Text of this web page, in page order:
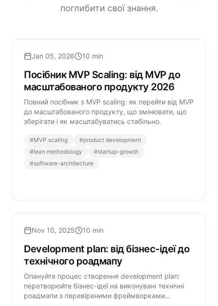
поглибити свої знання.
Jan 05, 2026 10 min
Посібник MVP Scaling: від MVP до
масштабованого продукту 2026
Повний посібник з MVP scaling: як перейти від MVP
до масштабованого продукту, що змінювати, що
зберігати і як масштабуватись стабільно.
#MVP scaling #product development
#lean methodology #startup-growth
#software-architecture
Nov 10, 2025 10 min
Development plan: від бізнес-ідеї до
технічного роадмапу
Опануйте процес створення development plan:
перетворюйте бізнес-ідеї на виконувані технічні
роадмапи з перевіреними фреймворками